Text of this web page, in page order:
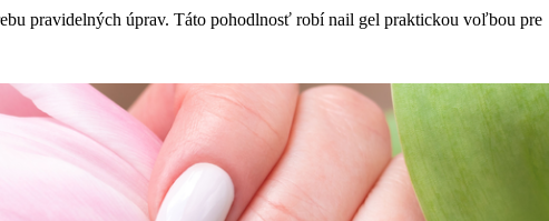
pravidelných úprav. Táto pohodlnosť robí nail gel praktickou voľbou pre